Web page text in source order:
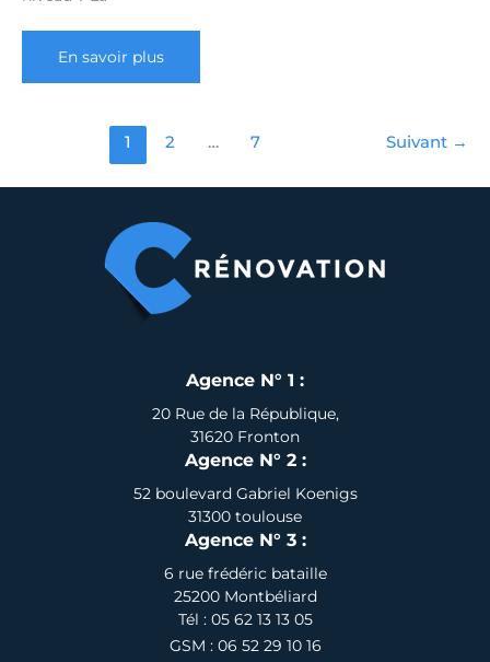
Avoir
toiture
au
En savoir plus
1 2 … 7 Suivant →
Agence N° 1 :
20 Rue de la République,
31620 Fronton
Agence N° 2 :
52 boulevard Gabriel Koenigs
31300 toulouse
Agence N° 3 :
6 rue frédéric bataille
25200 Montbéliard
Tél : 05 62 13 13 05
GSM : 06 52 29 10 16